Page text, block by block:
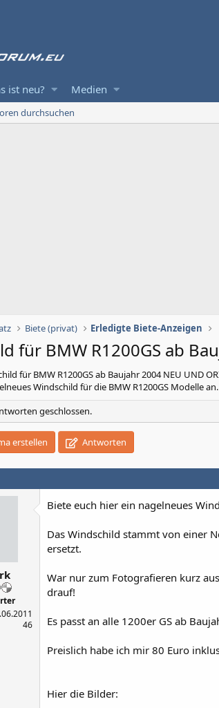
ist neu? Medien
durchsuchen
Biete (privat) Erledigte Biete-Anzeigen
für BMW R1200GS ab
für BMW R1200GS ab Baujahr 2004 NEU UND
Windschild für die BMW R1200GS Modelle
geschlossen.
erstellen Antworten
46
Biete euch hier ein nagelneues
Das Windschild stammt von einer
ersetzt.
War nur zum Fotografieren kurz
drauf!
Es passt an alle 1200er GS ab
Preislich habe ich mir 80 Euro
Hier die Bilder: